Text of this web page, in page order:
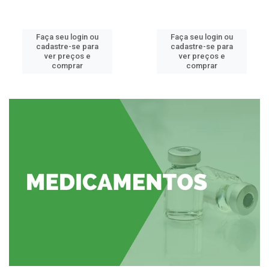
Faça seu login ou
cadastre-se para
ver preços e
comprar
Faça seu login ou
cadastre-se para
ver preços e
comprar